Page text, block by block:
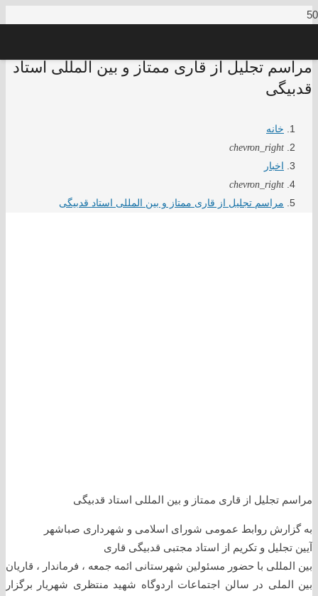
مراسم تجلیل از قاری ممتاز و بین المللی استاد
قدبیگی
خانه
chevron_right
اخبار
chevron_right
مراسم تجلیل از قاری ممتاز و بین المللی استاد قدبیگی
مراسم تجلیل از قاری ممتاز و بین المللی استاد قدبیگی
به گزارش روابط‌ عمومی شورای اسلامی و شهرداری صباشهر
آیین تجلیل و تکریم از استاد مجتبی قدبیگی قاری
بین المللی با حضور مسئولین شهرستانی ائمه جمعه ، فرماندار ، قاریان
بین الملی در سالن اجتماعات اردوگاه شهید منتظری شهریار برگزار